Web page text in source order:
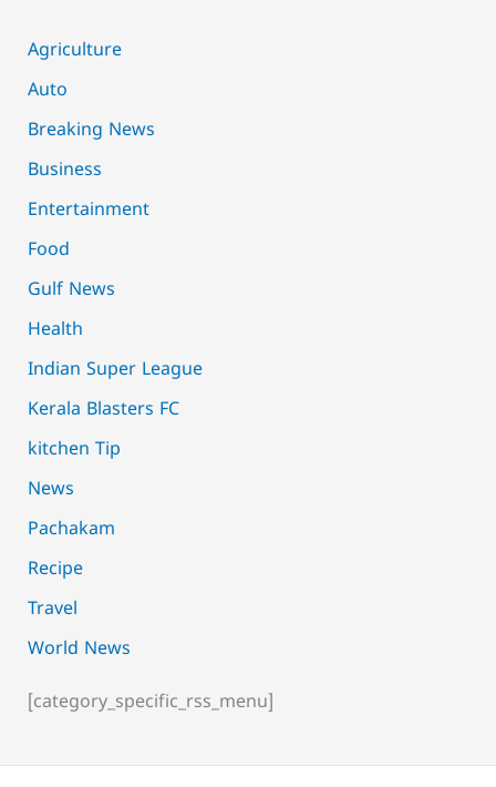
Agriculture
Auto
Breaking News
Business
Entertainment
Food
Gulf News
Health
Indian Super League
Kerala Blasters FC
kitchen Tip
News
Pachakam
Recipe
Travel
World News
[category_specific_rss_menu]